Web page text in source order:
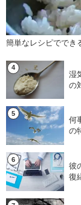
簡単なレシピででき
湿
の
何
の
彼
復